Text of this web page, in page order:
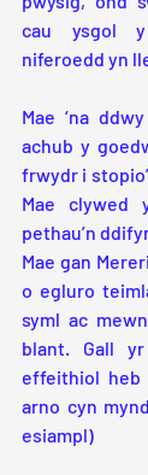
cau ysgol
niferoedd yn
Mae ‘na
achub y
frwydr i
Mae clywed
pethau’n
Mae gan
o egluro
syml ac
blant. Gall
effeithiol heb
arno cyn
esiampl)